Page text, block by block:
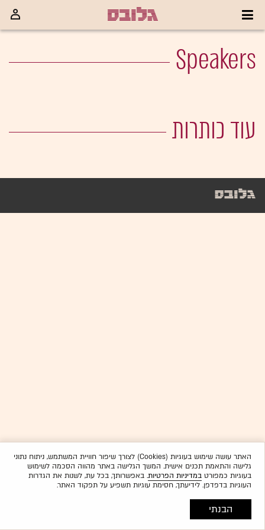
Speakers
עוד כותרות
האתר עושה שימוש בעוגיות (Cookies) לצורך שיפור חוויית המשתמש, ניתוח נתוני
גלישה והתאמת תכנים אישית. המשך הגלישה באתר מהווה הסכמה לשימוש
בעוגיות כמפורטבמדיניות הפרטיות. באפשרותך, בכל עת, לשנות את הגדרות
העוגיות בדפדפן. לידיעתך, חסימת עוגיות תשפיע על תפקוד האתר.
הבנתי